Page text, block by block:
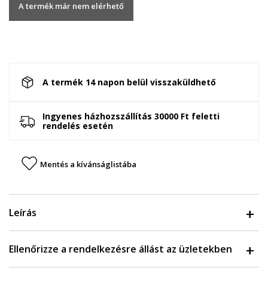
A termék már nem elérhető
A termék 14 napon belül visszaküldhető
Ingyenes házhozszállítás 30000 Ft feletti
rendelés esetén
Mentés a kívánságlistába
Leírás
Ellenőrizze a rendelkezésre állást az üzletekben